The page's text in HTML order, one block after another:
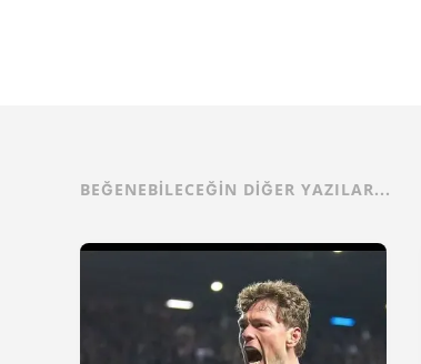
BEĞENEBILECEĞIN DIĞER YAZILAR...